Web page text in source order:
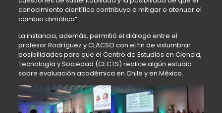
conocimiento científico contribuya a mitigar o atenuar el
cambio climático”.
La instancia, además, permitió el diálogo entre el
profesor Rodríguez y CLACSO con el fin de vislumbrar
posibilidades para que el Centro de Estudios en Ciencia,
Tecnología y Sociedad (CECTS) realice algún estudio
sobre evaluación académica en Chile y en México.